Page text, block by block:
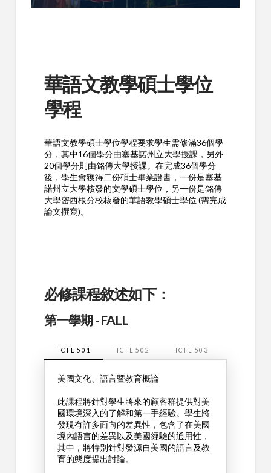
華語文教學碩士學位
學程
華語文教學碩士學位學程要求學生需修滿36個學
分，其中16個學分由塞基諾州立大學授課，另外
20個學分則由銘傳大學授課。在完成36個學分
後，學生會獲得二份碩士畢業證書，一份是塞基
諾州立大學核發的文學碩士學位，另一份是銘傳
大學密西根分校核發的華語教學碩士學位 (需完成
論文撰寫)。
必修課程敘述如下：
第一學期 - FALL
TCFL 501 TCFL 502 TCFL 503
美國文化、語言暨教育概論
此課程將針對學生將來的顧客群提供對美
國環境深入的了解和第一手經驗。學生將
發現有許多面向的差異性，包含了在美國
境內語言的差異以及美國經驗的通用性，
其中，將特別針對發源自美國的語言及教
育的態度提出討論。